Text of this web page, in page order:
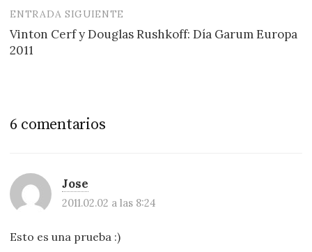
entradas
ENTRADA SIGUIENTE
Vinton Cerf y Douglas Rushkoff: Día Garum Europa
2011
6 comentarios
Jose
2011.02.02 a las 8:24
Esto es una prueba :)